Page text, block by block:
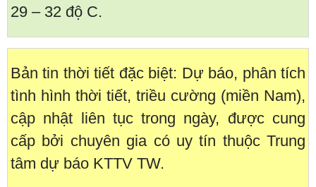
29 – 32 độ C.
Bản tin thời tiết đặc biệt: Dự báo, phân tích
tình hình thời tiết, triều cường (miền Nam),
cập nhật liên tục trong ngày, được cung
cấp bởi chuyên gia có uy tín thuộc Trung
tâm dự báo KTTV TW.